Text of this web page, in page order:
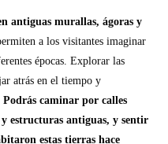
antiguas murallas, ágoras y
a los visitantes imaginar
épocas. Explorar las
atrás en el tiempo y
Podrás caminar por calles
estructuras antiguas, y sentir
estas tierras hace